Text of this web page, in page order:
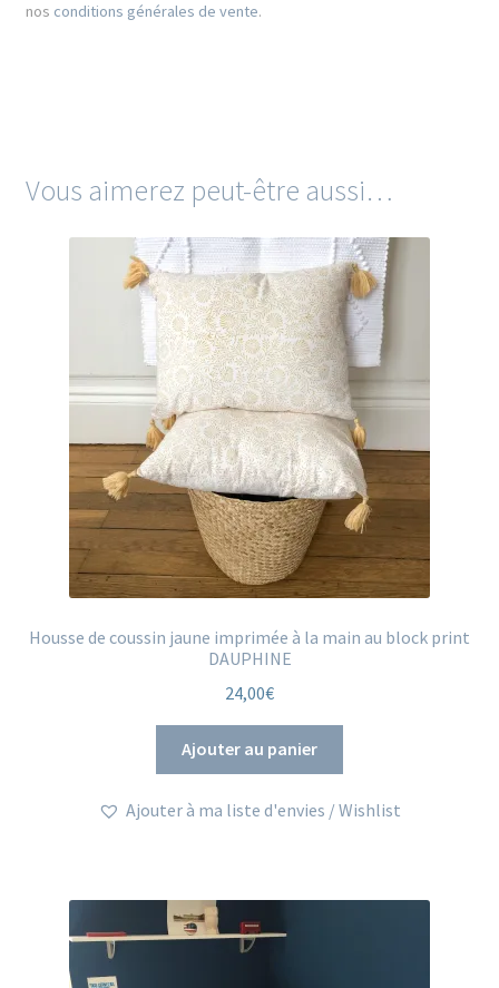
nos conditions générales de vente.
Vous aimerez peut-être aussi…
Housse de coussin jaune imprimée à la main au block print
DAUPHINE
24,00€
Ajouter au panier
Ajouter à ma liste d'envies / Wishlist